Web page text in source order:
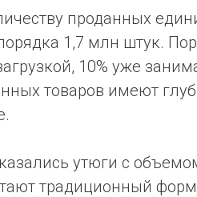
проданных
1,7 млн штук.
10% уже
товаров имеют
утюги с
традиционный